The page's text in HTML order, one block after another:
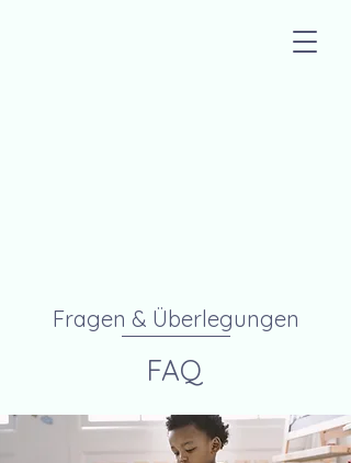
Fragen & Überlegungen
FAQ